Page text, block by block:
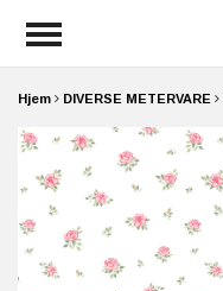
Hjem DIVERSE METERVARE